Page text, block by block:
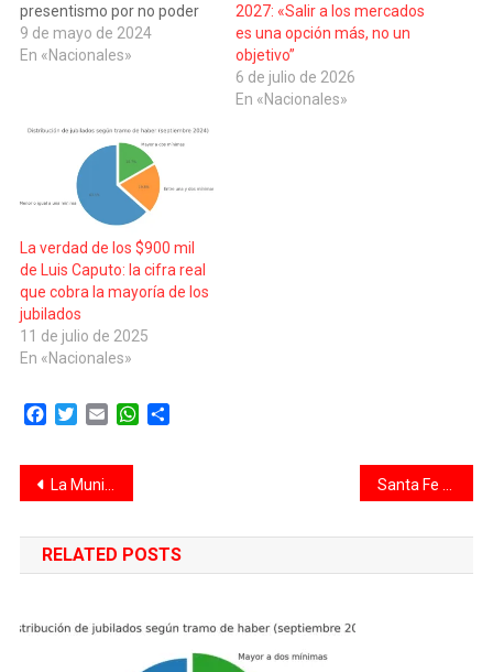
presentismo por no poder
acudir a prestar servicios a
causa del paro de
los trabajadores que no
pueden hoy ir a su trabajo y
cobrarán menos…
9 de mayo de 2024
En «Nacionales»
2027: «Salir a los mercados
es una opción más, no un
objetivo”
6 de julio de 2026
En «Nacionales»
La verdad de los $900 mil
de Luis Caputo: la cifra real
que cobra la mayoría de los
jubilados
11 de julio de 2025
En «Nacionales»
Facebook
TwitterEmail WhatsApp
Navegación
de
entradas
La Municipalidad adquirirá un nuevo software para modernizar el Centro de Monitoreo
RELATED POSTS